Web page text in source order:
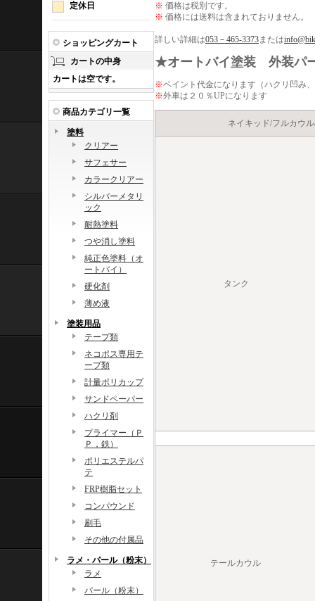
定休日
ショッピングカート
カートの中身
カートは空です。
商品カテゴリ一覧
塗料
クリアー
サフェサー
カラークリアー
シルバーメタリ
ック
耐熱塗料
つや消し塗料
純正色塗料（オ
ートバイ）
硬化剤
薄め液
塗装用品
テープ類
ネコポス専用テ
ープ類
計量ポリカップ
サンドペーパー
ハクリ剤
プライマー（Ｐ
Ｐ，鉄）
ポリエステルパ
テ
FRP樹脂セット
コンパウンド
刷毛
その他の付属品
ラメ・パール（粉末）
ラメ
パール（粉末）
※ 価格は税別です。
※ 価格には送料は含まれておりません。
詳しい詳細は053－465-3373または
★オートバイ塗装 外装パ
※ペイント代金になります（ハクリ凹み
※外車は２０％UPになります
ネイキッド/フルカウ
タンク
テールカウル